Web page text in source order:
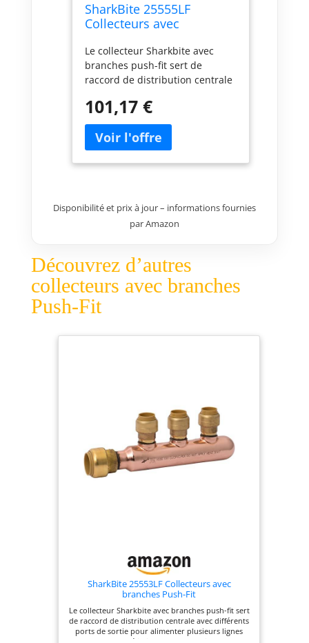
SharkBite 25555LF
Collecteurs avec
Le collecteur Sharkbite avec
branches push-fit sert de
raccord de distribution centrale
pour alimenter plusieurs lignes
d'eau. Ils éliminent les
connexions supplémentaires et
sont particulièrement utiles
dans les zones où l'eau est
push-to-connect rend
l'installation beaucoup plus
combinaison de tuyaux en
cuivre, PEX, CPVC ou PE-RT.
101,17 €
Disponibilité et prix à jour – informations fournies
par Amazon
Découvrez d’autres
collecteurs avec branches
Push-Fit
SharkBite 25553LF Collecteurs avec
branches Push-Fit
Le collecteur Sharkbite avec branches push-fit sert
de raccord de distribution centrale avec différents
ports de sortie pour alimenter plusieurs lignes